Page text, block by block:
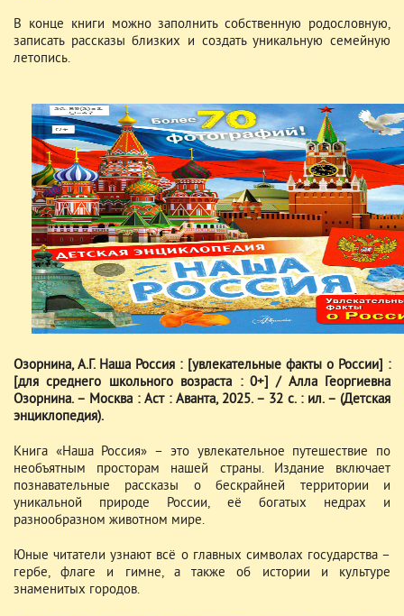
В конце книги можно заполнить собственную родословную,
записать рассказы близких и создать уникальную семейную
летопись.
Озорнина, А.Г. Наша Россия : [увлекательные факты о России] :
[для среднего школьного возраста : 0+] / Алла Георгиевна
Озорнина. – Москва : Аст : Аванта, 2025. – 32 с. : ил. – (Детская
энциклопедия).
Книга «Наша Россия» – это увлекательное путешествие по
необъятным просторам нашей страны. Издание включает
познавательные рассказы о бескрайней территории и
уникальной природе России, её богатых недрах и
разнообразном животном мире.
Юные читатели узнают всё о главных символах государства –
гербе, флаге и гимне, а также об истории и культуре
знаменитых городов.